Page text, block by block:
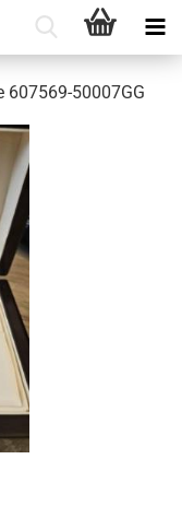
607569-​50007GG